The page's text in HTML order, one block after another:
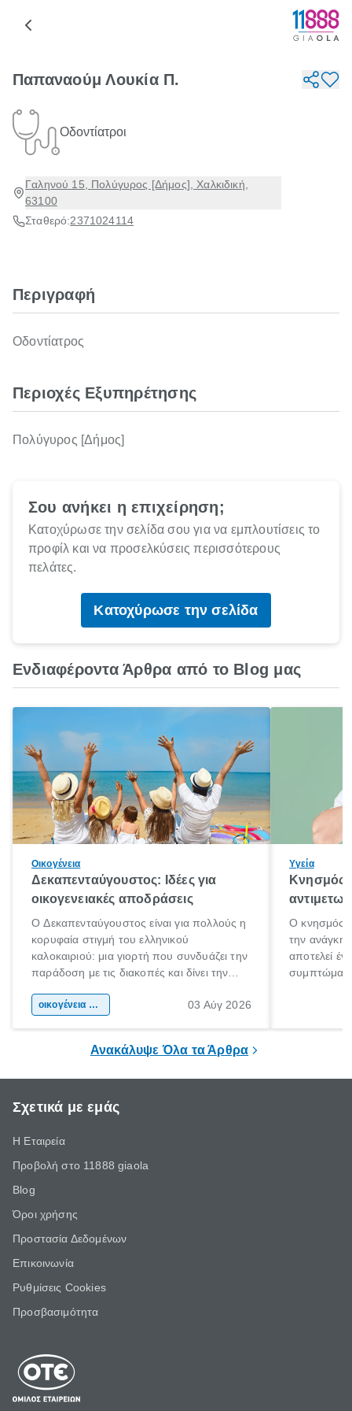
Παπαναούμ Λουκία Π.
Οδοντίατροι
Γαληνού 15, Πολύγυρος [Δήμος], Χαλκιδική,
63100
Σταθερό:2371024114
Περιγραφή
Οδοντίατρος
Περιοχές Εξυπηρέτησης
Πολύγυρος [Δήμος]
Σου ανήκει η επιχείρηση;
Κατοχύρωσε την σελίδα σου για να εμπλουτίσεις το
προφίλ και να προσελκύσεις περισσότερους
πελάτες.
Κατοχύρωσε την σελίδα
Ενδιαφέροντα Άρθρα από το Blog μας
Οικογένεια
Δεκαπενταύγουστος: Ιδέες για
οικογενειακές αποδράσεις
Ο Δεκαπενταύγουστος είναι για πολλούς η
κορυφαία στιγμή του ελληνικού
καλοκαιριού: μια γιορτή που συνδυάζει την
παράδοση με τις διακοπές και δίνει την
χώρας. Είτε πρόκειται για λίγες μέρες
οικογένεια & παιδί 03 Αύγ 2026
Υγεία
Κνησμός:
Ο κνησμός
την ανάγκη
αποτελεί
Ανακάλυψε Όλα τα Άρθρα
Σχετικά με εμάς
Η Εταιρεία
Προβολή στο 11888 giaola
Blog
Όροι χρήσης
Προστασία Δεδομένων
Επικοινωνία
Ρυθμίσεις Cookies
Προσβασιμότητα